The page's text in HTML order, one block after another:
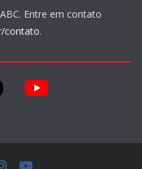
Entre em contato
contato.